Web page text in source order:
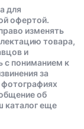
для
офертой.
изменять
товара,
и
с пониманием к
за
об
каталог еще